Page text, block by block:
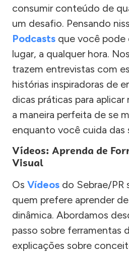
consumir conteúdo de
um desafio. Pensando
Podcasts que você pode
lugar, a qualquer hora.
trazem entrevistas com
histórias inspiradoras de
dicas práticas para
a maneira perfeita de se
enquanto você cuida das
Vídeos: Aprenda de
Visual
Os Vídeos do Sebrae/PR
quem prefere aprender
dinâmica. Abordamos
passo sobre ferramentas
explicações sobre